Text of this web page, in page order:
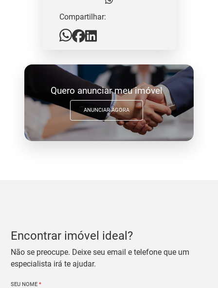
Compartilhar:
Quero anunciar meu imóvel
ANUNCIAR AGORA
Encontrar imóvel ideal?
Não se preocupe. Deixe seu email e telefone que um
especialista irá te ajudar.
SEU NOME*